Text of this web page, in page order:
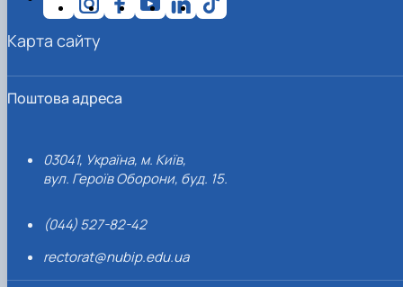
Поштова адреса
03041, Україна, м. Київ,
вул. Героїв Оборони, буд. 15.
(044) 527-82-42
rectorat@nubip.edu.ua
Карта сайту